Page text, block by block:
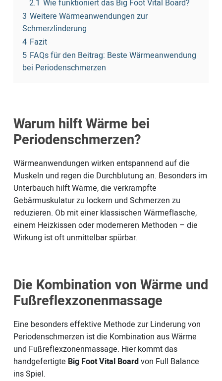
2.1 Wie funktioniert das Big Foot Vital Board?
3 Weitere Wärmeanwendungen zur
Schmerzlinderung
4 Fazit
5 FAQs für den Beitrag: Beste Wärmeanwendung
bei Periodenschmerzen
Warum hilft Wärme bei
Periodenschmerzen?
Wärmeanwendungen wirken entspannend auf die
Muskeln und regen die Durchblutung an. Besonders im
Unterbauch hilft Wärme, die verkrampfte
Gebärmuskulatur zu lockern und Schmerzen zu
reduzieren. Ob mit einer klassischen Wärmeflasche,
einem Heizkissen oder moderneren Methoden – die
Wirkung ist oft unmittelbar spürbar.
Die Kombination von Wärme und
Fußreflexzonenmassage
Eine besonders effektive Methode zur Linderung von
Periodenschmerzen ist die Kombination aus Wärme
und Fußreflexzonenmassage. Hier kommt das
handgefertigte Big Foot Vital Boardvon Full Balance
ins Spiel.